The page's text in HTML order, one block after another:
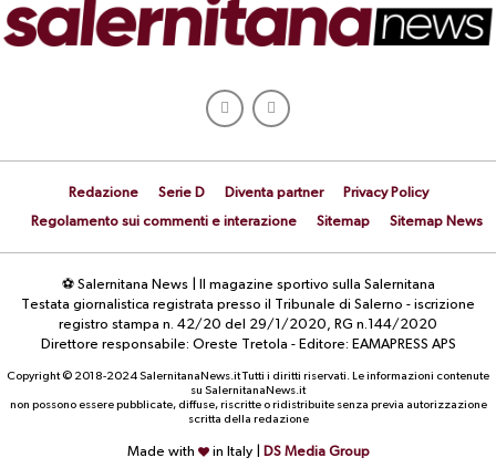
Redazione Serie D Diventa partner
Privacy Policy
Regolamento sui commenti e interazione
Sitemap Sitemap News
⚽ Salernitana News | Il magazine sportivo sulla Salernitana
Testata giornalistica registrata presso il Tribunale di Salerno - iscrizione
registro stampa n. 42/20 del 29/1/2020, RG n.144/2020
Direttore responsabile: Oreste Tretola - Editore: EAMAPRESS APS
Copyright © 2018-2024 SalernitanaNews.it Tutti i diritti riservati. Le informazioni contenute
su SalernitanaNews.it
non possono essere pubblicate, diffuse, riscritte o ridistribuite senza previa autorizzazione
scritta della redazione
Made with in Italy | DS Media Group